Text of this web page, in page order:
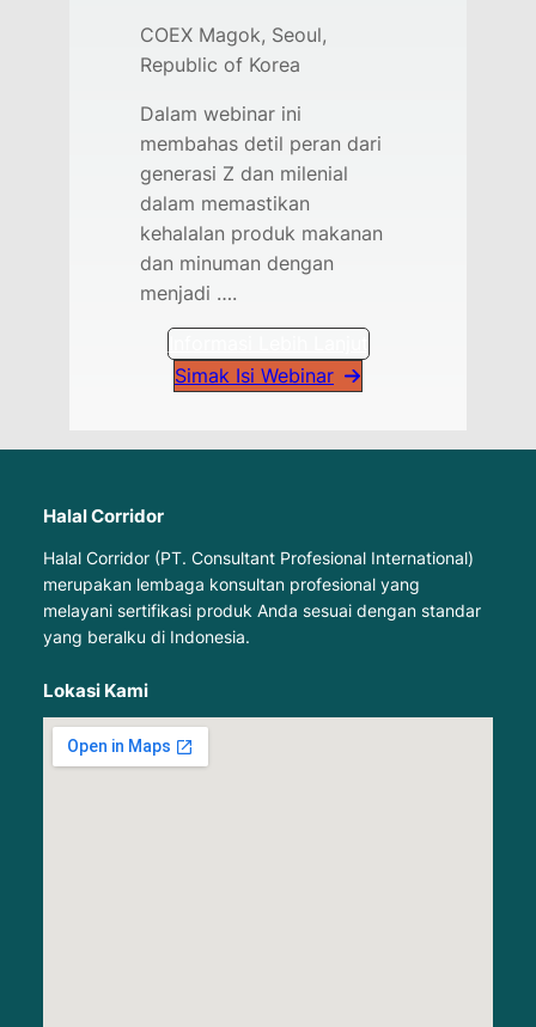
COEX Magok, Seoul,
Republic of Korea
Dalam webinar ini
membahas detil peran dari
generasi Z dan milenial
dalam memastikan
kehalalan produk makanan
dan minuman dengan
menjadi ….
Simak Isi Webinar
Halal Corridor
Halal Corridor (PT. Consultant Profesional International)
merupakan lembaga konsultan profesional yang
melayani sertifikasi produk Anda sesuai dengan standar
yang beralku di Indonesia.
Lokasi Kami